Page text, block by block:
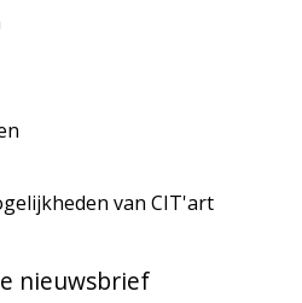
van CIT'art
nieuwsbrief